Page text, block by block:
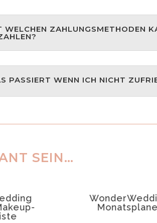
WELCHEN ZAHLUNGSMETHODEN
PASSIERT WENN ICH NICHT
SEIN…